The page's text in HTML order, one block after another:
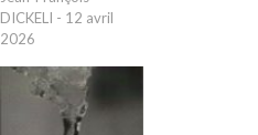
DICKELI - 12 avril
2026